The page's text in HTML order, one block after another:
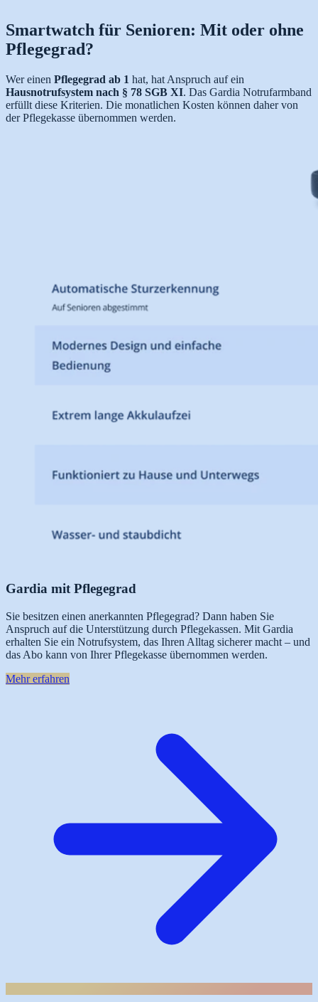
Smartwatch für Senioren: Mit oder ohne
Pflegegrad?
Wer einen Pflegegrad ab 1 hat, hat Anspruch auf ein
Hausnotrufsystem nach § 78 SGB XI. Das Gardia Notrufarmband
erfüllt diese Kriterien. Die monatlichen Kosten können daher von
der Pflegekasse übernommen werden.
Gardia mit Pflegegrad
Sie besitzen einen anerkannten Pflegegrad? Dann haben Sie
Anspruch auf die Unterstützung durch Pflegekassen. Mit Gardia
erhalten Sie ein Notrufsystem, das Ihren Alltag sicherer macht – und
das Abo kann von Ihrer Pflegekasse übernommen werden.
Mehr erfahren